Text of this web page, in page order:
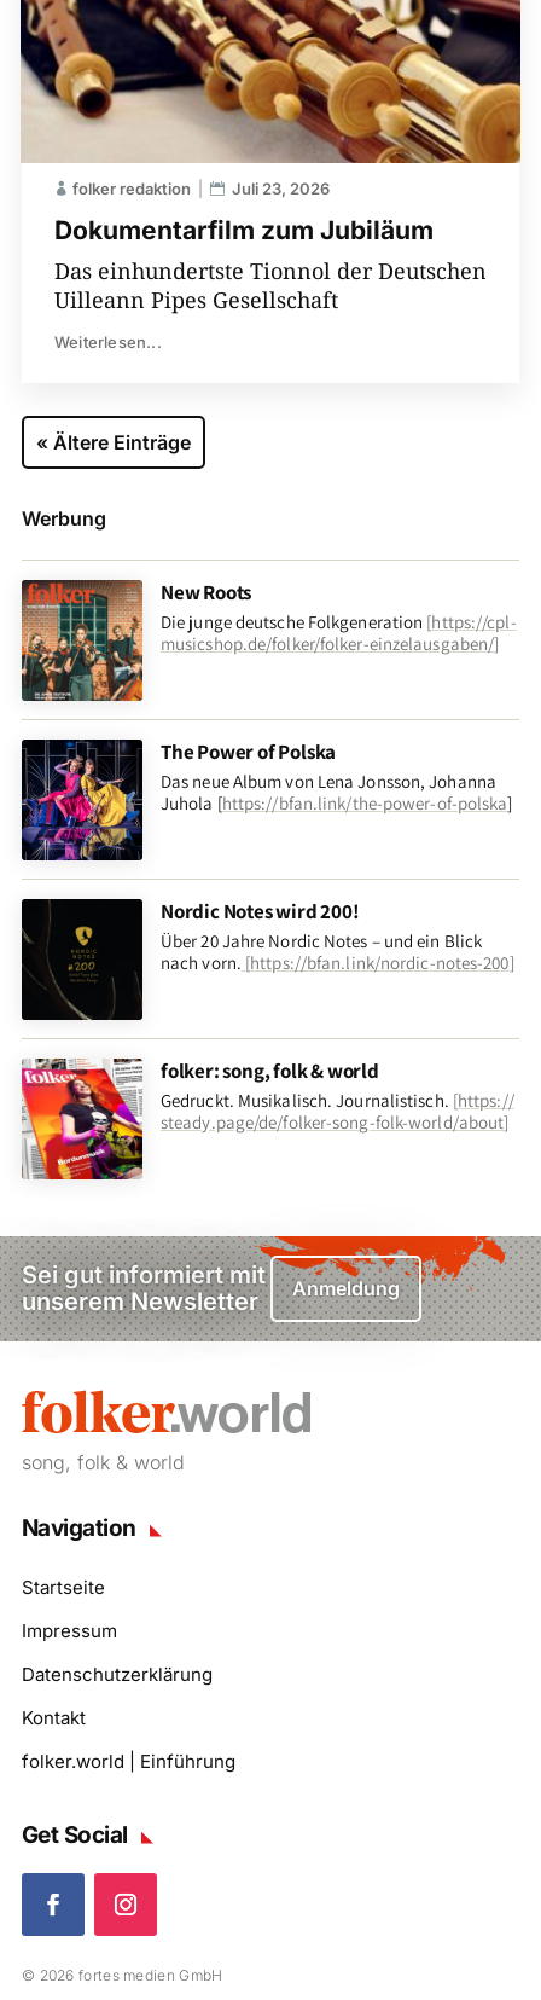
Dokumentarfilm zum Jubiläum
folker redaktion Juli 23, 2026
Das einhundertste Tionnol der Deutschen
Uilleann Pipes Gesellschaft
Weiterlesen...
« Ältere Einträge
Werbung
New Roots
Die junge deutsche Folkgeneration [https://cpl-
musicshop.de/folker/folker-einzelausgaben/]
The Power of Polska
Das neue Album von Lena Jonsson, Johanna
Juhola [https://bfan.link/the-power-of-polska]
Nordic Notes wird 200!
Über 20 Jahre Nordic Notes – und ein Blick
nach vorn. [https://bfan.link/nordic-notes-200]
folker: song, folk & world
Gedruckt. Musikalisch. Journalistisch. [https://
steady.page/de/folker-song-folk-world/about]
Sei gut informiert mit
unserem Newsletter
Anmeldung
song, folk & world
Navigation
Startseite
Impressum
Datenschutzerklärung
Kontakt
folker.world | Einführung
Get Social
© 2026 fortes medien GmbH